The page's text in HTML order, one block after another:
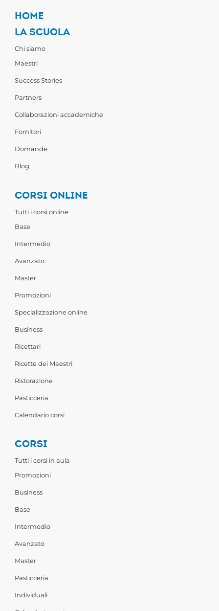
HOME
LA SCUOLA
Chi siamo
Maestri
Success Stories
Partners
Collaborazioni accademiche
Fornitori
Domande
Blog
CORSI ONLINE
Tutti i corsi online
Base
Intermedio
Avanzato
Master
Promozioni
Specializzazione online
Business
Ricettari
Ricette dei Maestri
Ristorazione
Pasticceria
Calendario corsi
CORSI
Tutti i corsi in aula
Promozioni
Business
Base
Intermedio
Avanzato
Master
Pasticceria
Individuali